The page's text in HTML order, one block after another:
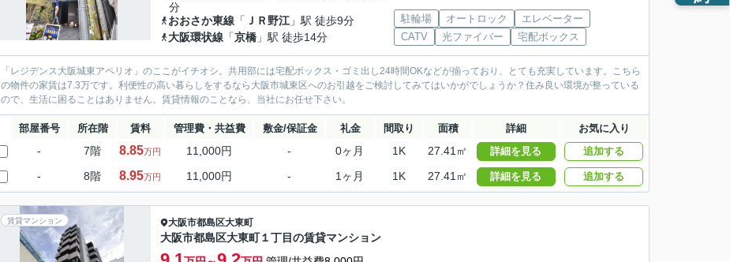
分
おおさか東線 「 ＪＲ野江 」駅 徒歩9分
大阪環状線 「京橋 」駅 徒歩14分
駐輪場 オートロック
エレベーター
CATV
光ファイバー 宅配ボックス
「レジデンス大阪城東アペリオ」のここがイチオシ。共用部には宅配ボックス・ゴミ出し24時間OKなどが揃っており、とても充実しています。こちら
の物件の家賃は7.3万です。利便性の高い暮らしをするなら大阪市城東区へのお引越をご検討してみてはいかがでしょうか？住み良い環境が整っている
ので、生活に困ることはありません。賃貸情報のことなら、当社にお任せ下さい。
部屋番号 所在階 賃料 管理費・共益費 敷金/保証金 礼金 間取り 面積 詳細 お気に入り
- 7階 8.85万円 11,000円 - 0ヶ月 1K 27.41㎡ 詳細を見る 追加する
- 8階 8.95万円 11,000円 - 1ヶ月 1K 27.41㎡ 詳細を見る 追加する
賃貸マンション 大阪市都島区大東町
大阪市都島区大東町１丁目の賃貸マンション